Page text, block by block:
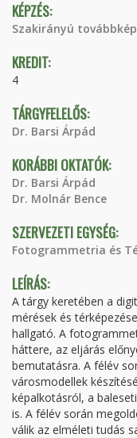
KÉPZÉS:
Szakirányú
KREDIT:
4
TÁRGYFELELŐS:
Dr. Barsi Árpád
KORÁBBI OKTATÓK:
Dr. Barsi Árpád
Dr. Molnár Bence
SZERVEZETI EGYSÉG:
Fotogrammetria és
LEÍRÁS:
A tárgy keretében a
mérések és
hallgató. A
háttere, az eljárás
bemutatásra. A félév
városmodellek
képalkotásról, a
is. A félév során
válik az elméleti tudás